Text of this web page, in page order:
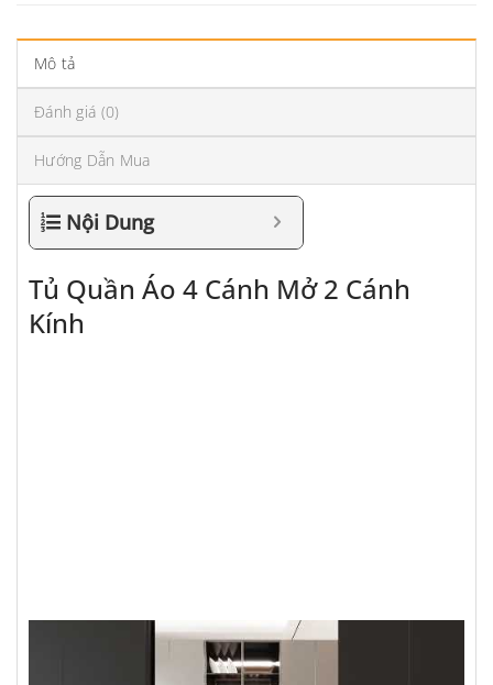
Mô tả
Đánh giá (0)
Hướng Dẫn Mua
Nội Dung
Tủ Quần Áo 4 Cánh Mở 2 Cánh
Kính